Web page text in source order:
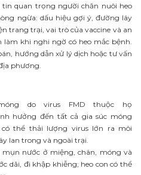
quan trọng người chăn nuôi heo
ngừa: dấu hiệu gợi ý, đường lây
trang trại, vai trò của vaccine và an
làm khi nghi ngờ có heo mắc bệnh.
hướng dẫn xử lý dịch hoặc tư vấn
phương.
do virus FMD thuộc họ
hưởng đến tất cả gia súc móng
thể thải lượng virus lớn ra môi
lan trong và ngoài trại.
nước ở miệng, chân, móng và
dãi, đi khập khiễng; heo con có thể